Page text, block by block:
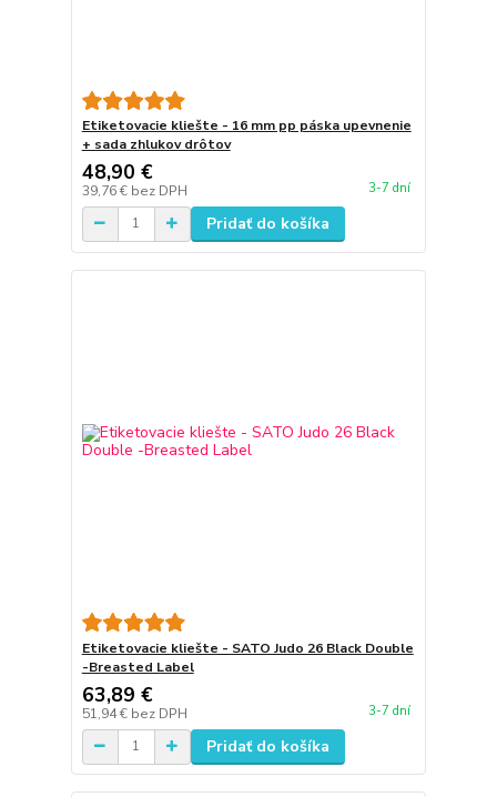
Etiketovacie kliešte - 16 mm pp páska upevnenie
+ sada zhlukov drôtov
48,90 €
39,76 € bez DPH 3-7 dní
Pridať do košíka
Etiketovacie kliešte - SATO Judo 26 Black Double
-Breasted Label
63,89 €
51,94 € bez DPH 3-7 dní
Pridať do košíka